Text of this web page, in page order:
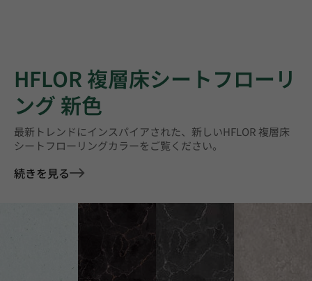
HFLOR 複層床シートフローリ
ング 新色
最新トレンドにインスパイアされた、新しいHFLOR 複層床
シートフローリングカラーをご覧ください。
続きを見る